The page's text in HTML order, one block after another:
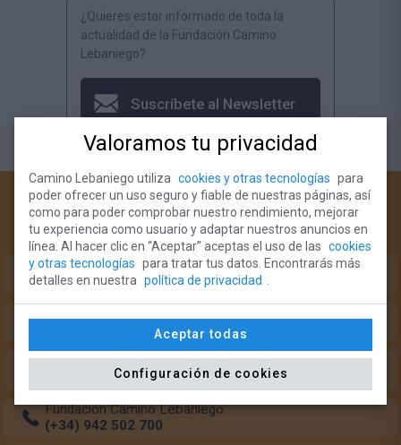
¿Quieres estar informado de toda la
actualidad de la Fundación Camino
Lebaniego?
Suscríbete al Newsletter
¿Necesitas ayuda?
Teléfonos de intererés para el peregrino:
Oficina del Peregrino (Monasterio Santo Toribio)
(+34) 633 349 684
(+34) 942 738 126
Transporte de mochilas
(+34) 662 554 160
Fundación Camino Lebaniego
(+34) 942 502 700
Valoramos tu privacidad
Camino Lebaniego utiliza cookies y otras tecnologías para
poder ofrecer un uso seguro y fiable de nuestras páginas, así
como para poder comprobar nuestro rendimiento, mejorar
tu experiencia como usuario y adaptar nuestros anuncios en
línea. Al hacer clic en “Aceptar” aceptas el uso de las cookies
y otras tecnologías para tratar tus datos. Encontrarás más
detalles en nuestra política de privacidad
Aceptar todas
Configuración de cookies